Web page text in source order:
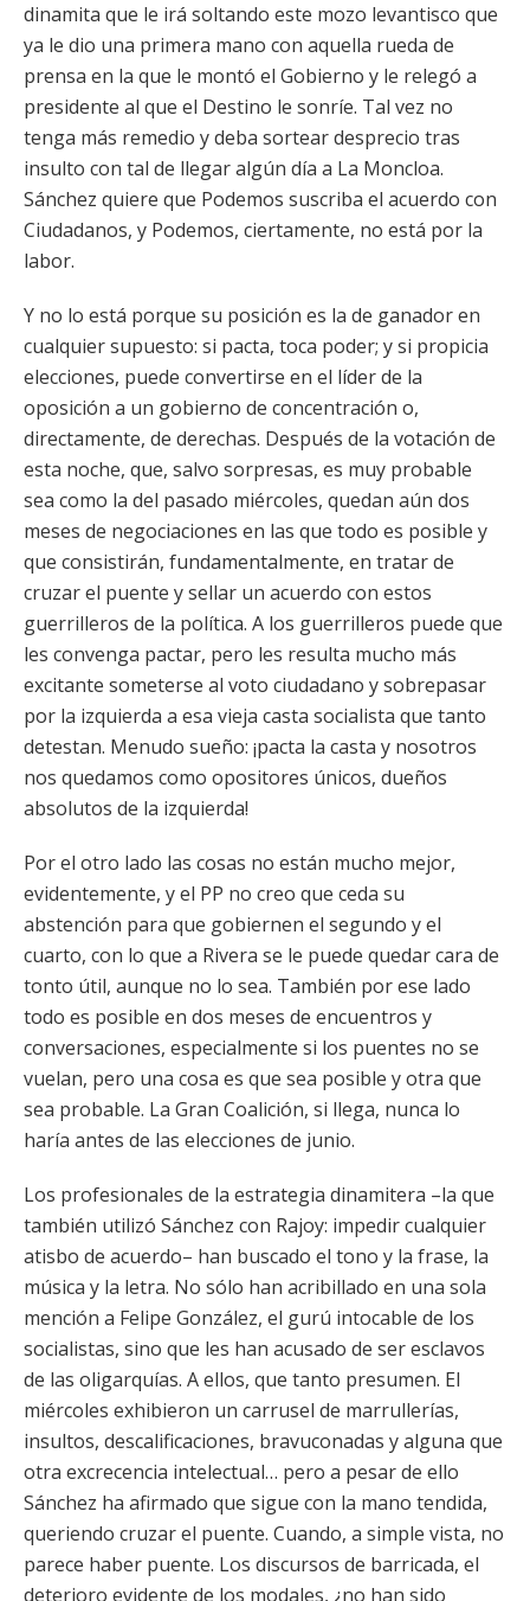
dinamita que le irá soltando este mozo levantisco que
ya le dio una primera mano con aquella rueda de
prensa en la que le montó el Gobierno y le relegó a
presidente al que el Destino le sonríe. Tal vez no
tenga más remedio y deba sortear desprecio tras
insulto con tal de llegar algún día a La Moncloa.
Sánchez quiere que Podemos suscriba el acuerdo con
Ciudadanos, y Podemos, ciertamente, no está por la
labor.
Y no lo está porque su posición es la de ganador en
cualquier supuesto: si pacta, toca poder; y si propicia
elecciones, puede convertirse en el líder de la
oposición a un gobierno de concentración o,
directamente, de derechas. Después de la votación de
esta noche, que, salvo sorpresas, es muy probable
sea como la del pasado miércoles, quedan aún dos
meses de negociaciones en las que todo es posible y
que consistirán, fundamentalmente, en tratar de
cruzar el puente y sellar un acuerdo con estos
guerrilleros de la política. A los guerrilleros puede que
les convenga pactar, pero les resulta mucho más
excitante someterse al voto ciudadano y sobrepasar
por la izquierda a esa vieja casta socialista que tanto
detestan. Menudo sueño: ¡pacta la casta y nosotros
nos quedamos como opositores únicos, dueños
absolutos de la izquierda!
Por el otro lado las cosas no están mucho mejor,
evidentemente, y el PP no creo que ceda su
abstención para que gobiernen el segundo y el
cuarto, con lo que a Rivera se le puede quedar cara de
tonto útil, aunque no lo sea. También por ese lado
todo es posible en dos meses de encuentros y
conversaciones, especialmente si los puentes no se
vuelan, pero una cosa es que sea posible y otra que
sea probable. La Gran Coalición, si llega, nunca lo
haría antes de las elecciones de junio.
Los profesionales de la estrategia dinamitera –la que
también utilizó Sánchez con Rajoy: impedir cualquier
atisbo de acuerdo– han buscado el tono y la frase, la
música y la letra. No sólo han acribillado en una sola
mención a Felipe González, el gurú intocable de los
socialistas, sino que les han acusado de ser esclavos
de las oligarquías. A ellos, que tanto presumen. El
miércoles exhibieron un carrusel de marrullerías,
insultos, descalificaciones, bravuconadas y alguna que
otra excrecencia intelectual… pero a pesar de ello
Sánchez ha afirmado que sigue con la mano tendida,
queriendo cruzar el puente. Cuando, a simple vista, no
parece haber puente. Los discursos de barricada, el
deterioro evidente de los modales, ¿no han sido